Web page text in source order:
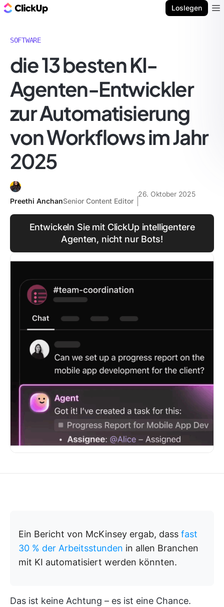
Loslegen
SOFTWARE
die 13 besten KI-
Agenten-Entwickler
zur Automatisierung
von Workflows im Jahr
2025
Preethi AnchanSenior Content Editor
26. Oktober 2025
Entwickeln Sie mit ClickUp intelligentere
Agenten, nicht nur Bots!
Ein Bericht von McKinsey ergab, dass fast
30 % der Arbeitsstunden in allen Branchen
mit KI automatisiert werden könnten.
Das ist keine Achtung – es ist eine Chance.